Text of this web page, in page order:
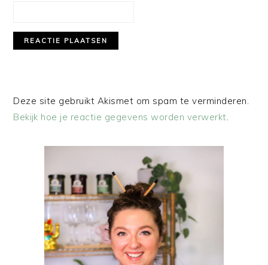
Deze site gebruikt Akismet om spam te verminderen.
Bekijk hoe je reactie gegevens worden verwerkt.